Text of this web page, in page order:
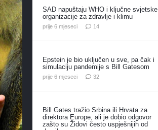
SAD napuštaju WHO i ključne svjetske
organizacije za zdravlje i klimu
prije 6 mjeseci 14komentara
Epstein je bio uključen u sve, pa čak i
simulaciju pandemije s Bill Gatesom
prije 6 mjeseci 32komentara
Bill Gates tražio Srbina ili Hrvata za
direktora Europe, ali je dobio odgovor
zašto su Židovi često uspješnijih od